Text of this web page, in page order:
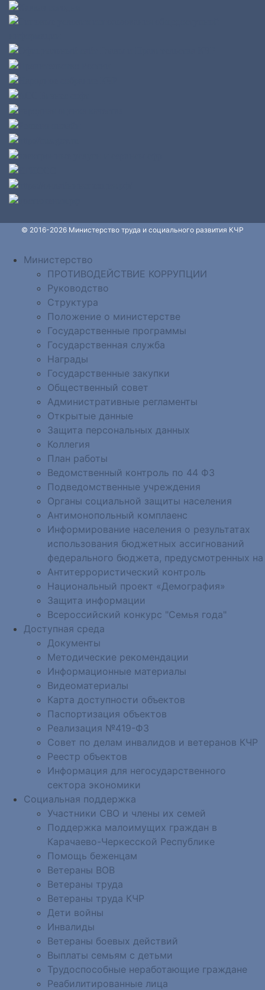
© 2016-2026 Министерство труда и социального развития КЧР
Министерство
ПРОТИВОДЕЙСТВИЕ КОРРУПЦИИ
Руководство
Структура
Положение о министерстве
Государственные программы
Государственная служба
Награды
Государственные закупки
Общественный совет
Административные регламенты
Открытые данные
Защита персональных данных
Коллегия
План работы
Ведомственный контроль по 44 ФЗ
Подведомственные учреждения
Органы социальной защиты населения
Антимонопольный комплаенс
Информирование населения о результатах
использования бюджетных ассигнований
федерального бюджета, предусмотренных на
Антитеррористический контроль
Национальный проект «Демография»
Защита информации
Всероссийский конкурс "Семья года"
Доступная среда
Документы
Методические рекомендации
Информационные материалы
Видеоматериалы
Карта доступности объектов
Паспортизация объектов
Реализация №419-ФЗ
Совет по делам инвалидов и ветеранов КЧР
Реестр объектов
Информация для негосударственного
сектора экономики
Социальная поддержка
Участники СВО и члены их семей
Поддержка малоимущих граждан в
Карачаево-Черкесской Республике
Помощь беженцам
Ветераны ВОВ
Ветераны труда
Ветераны труда КЧР
Дети войны
Инвалиды
Ветераны боевых действий
Выплаты семьям с детьми
Трудоспособные неработающие граждане
Реабилитированные лица